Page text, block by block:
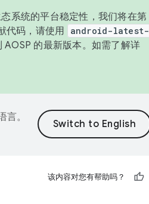
系统的平台稳定性，我们将在第
代码，请使用
android-latest-
的最新版本。如需了解详
。
该内容对您有帮助吗？